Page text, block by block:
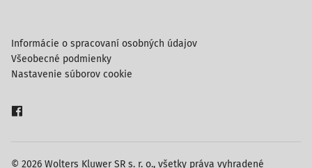
© 2026 Wolters Kluwer SR s. r. o., všetky práva vyhradené
Informácie o spracovaní osobných údajov
Všeobecné podmienky
Nastavenie súborov cookie